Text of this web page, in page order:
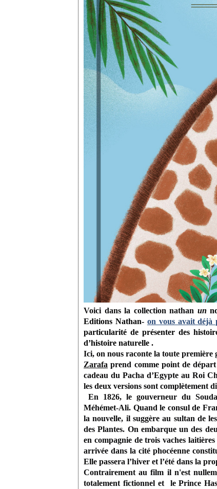
Voici dans la collection nathan un
Editions Nathan- on vous avait déjà
particularité de présenter des
d’histoire naturelle .
Ici, on nous raconte la toute première
Zarafa prend comme point de
cadeau du Pacha d’Egypte au Roi
les deux versions sont complètement
En 1826, le gouverneur du
Méhémet-Ali. Quand le consul de
la nouvelle, il suggère au sultan de
des Plantes. On embarque un des
en compagnie de trois vaches
arrivée dans la cité phocéenne
Elle passera l’hiver et l’été dans la
Contrairement au film il n'est
totalement fictionnel et le Prince